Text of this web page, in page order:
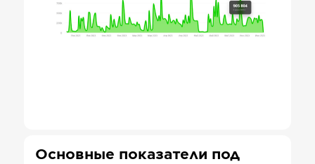
Основные показатели под